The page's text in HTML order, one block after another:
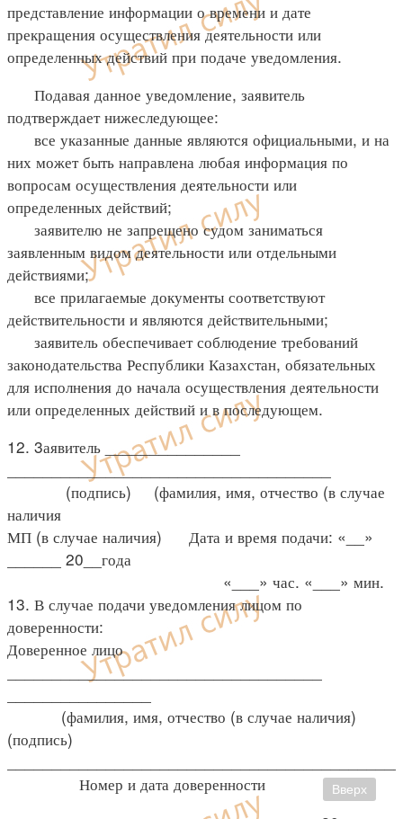
представление информации о времени и дате
прекращения осуществления деятельности или
определенных действий при подаче уведомления.
Подавая данное уведомление, заявитель
подтверждает нижеследующее:
все указанные данные являются официальными, и на
них может быть направлена любая информация по
вопросам осуществления деятельности или
определенных действий;
заявителю не запрещено судом заниматься
заявленным видом деятельности или отдельными
действиями;
все прилагаемые документы соответствуют
действительности и являются действительными;
заявитель обеспечивает соблюдение требований
законодательства Республики Казахстан, обязательных
для исполнения до начала осуществления деятельности
или определенных действий и в последующем.
12. 3аявитель _______________
____________________________________
(подпись) (фамилия, имя, отчество (в случае
наличия
МП (в случае наличия) Дата и время подачи: «__»
______ 20__года
«___» час. «___» мин.
13. В случае подачи уведомления лицом по
доверенности:
Доверенное лицо
___________________________________
(фамилия, имя, отчество (в случае наличия)
(подпись)
Номер и дата доверенности
Вверх